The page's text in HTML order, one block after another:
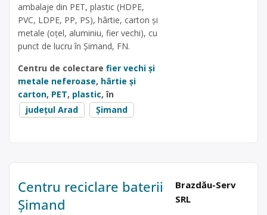
ambalaje din PET, plastic (HDPE,
PVC, LDPE, PP, PS), hârtie, carton și
metale (oțel, aluminiu, fier vechi), cu
punct de lucru în Șimand, FN.
Centru de colectare fier vechi și
metale neferoase, hârtie și
carton, PET, plastic, în
județul Arad
Șimand
Centru reciclare baterii
Șimand
Brazdău-Serv
SRL